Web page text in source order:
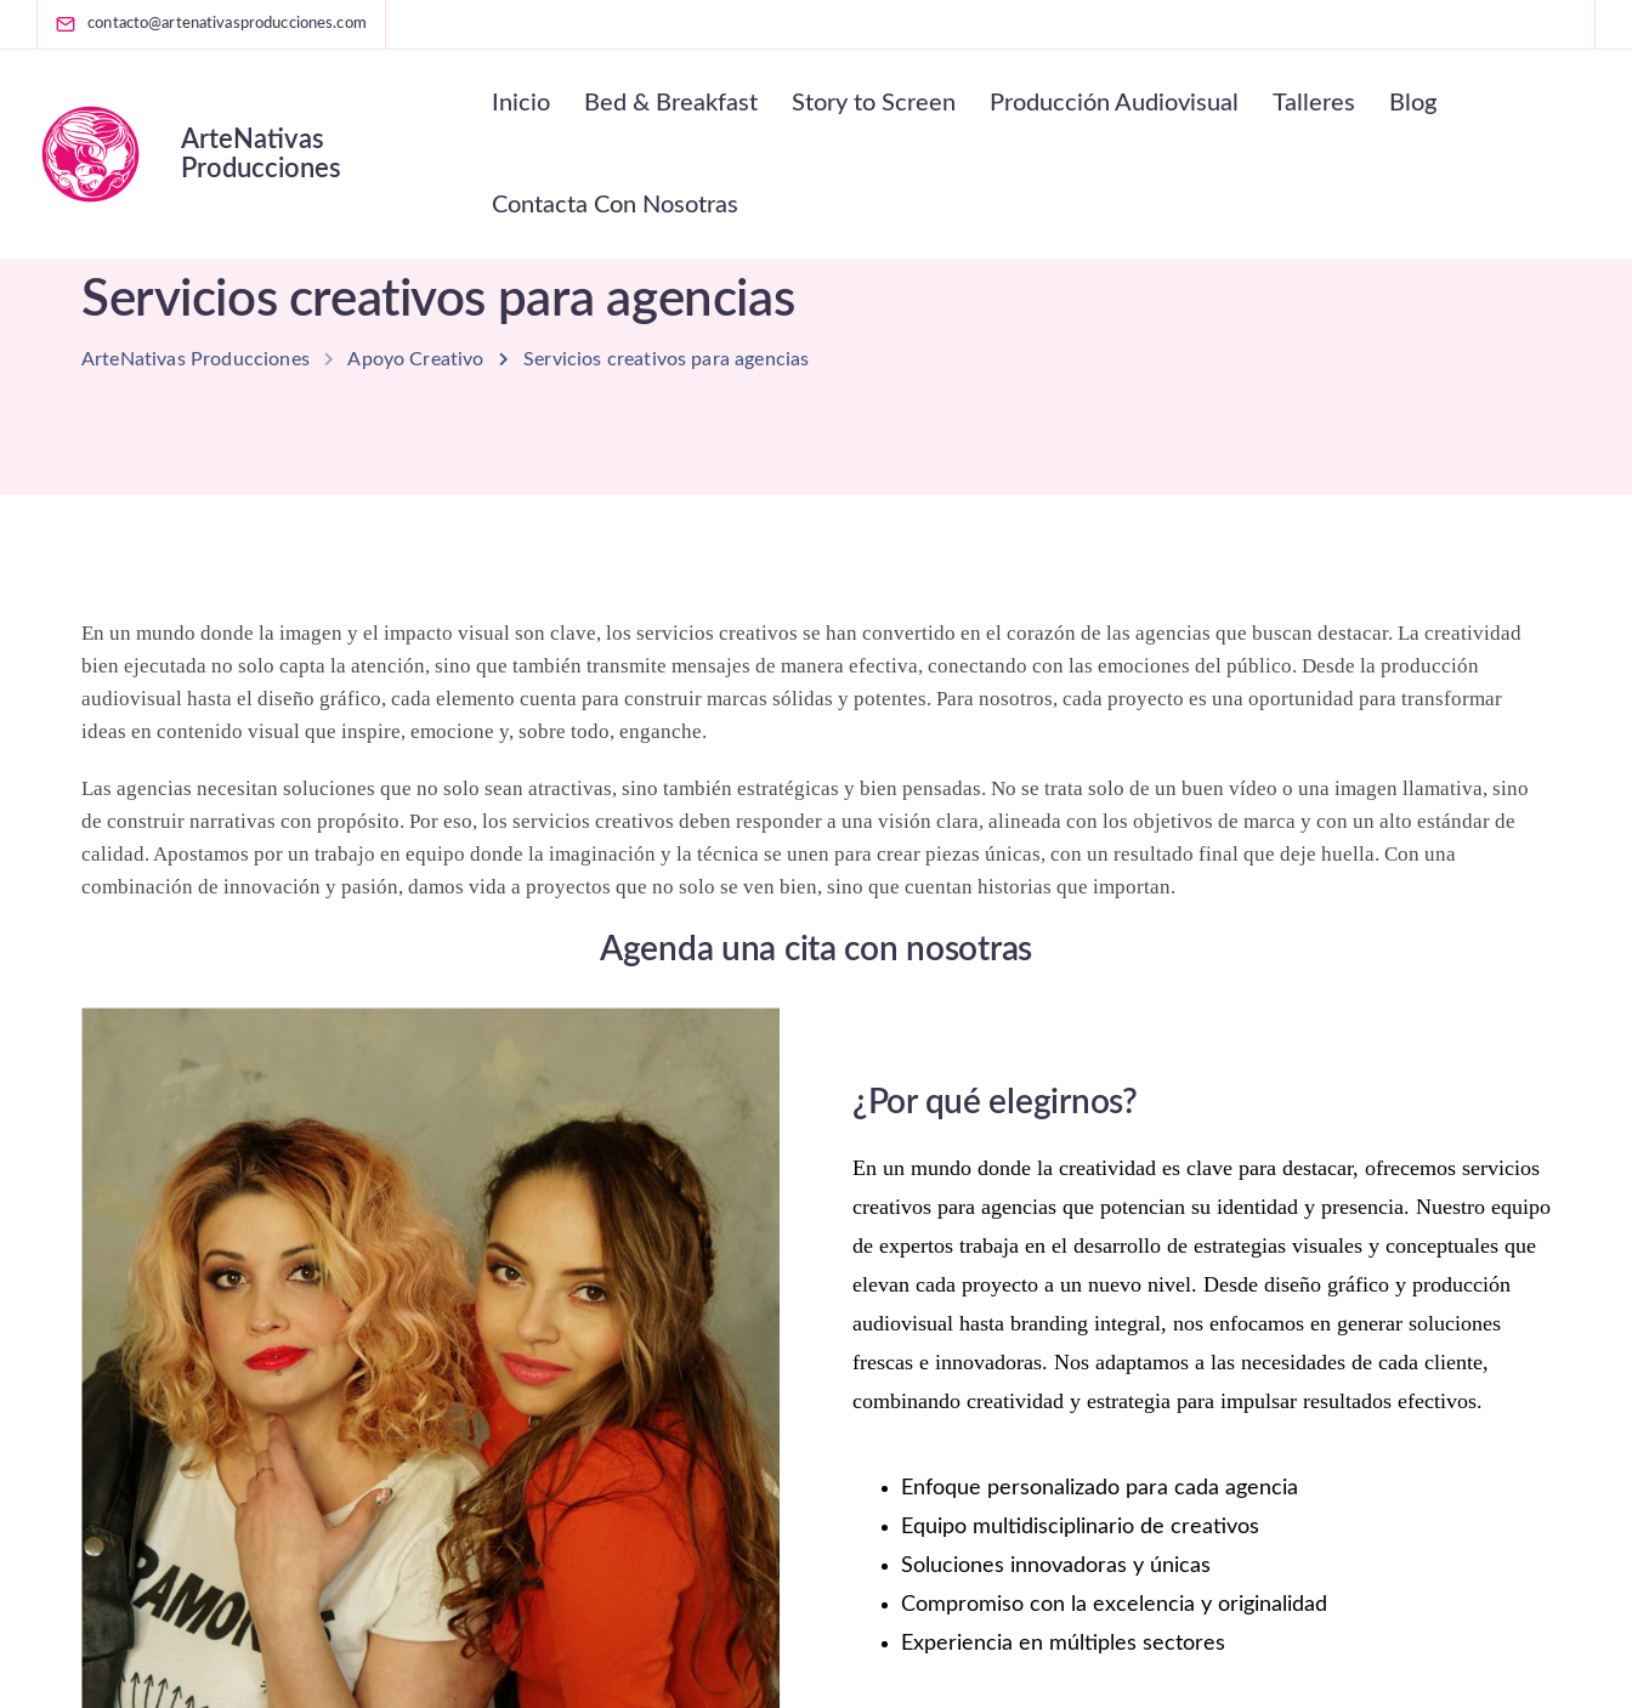
contacto@artenativasproducciones.com
ArteNativas
Producciones
Inicio Bed & Breakfast Story to Screen Producción Audiovisual Talleres Blog
Contacta Con Nosotras
Servicios creativos para agencias
ArteNativas Producciones Apoyo Creativo Servicios creativos para agencias
En un mundo donde la imagen y el impacto visual son clave, los servicios creativos se han convertido en el corazón de las agencias que buscan destacar. La creatividad
bien ejecutada no solo capta la atención, sino que también transmite mensajes de manera efectiva, conectando con las emociones del público. Desde la producción
audiovisual hasta el diseño gráfico, cada elemento cuenta para construir marcas sólidas y potentes. Para nosotros, cada proyecto es una oportunidad para transformar
ideas en contenido visual que inspire, emocione y, sobre todo, enganche.
Las agencias necesitan soluciones que no solo sean atractivas, sino también estratégicas y bien pensadas. No se trata solo de un buen vídeo o una imagen llamativa, sino
de construir narrativas con propósito. Por eso, los servicios creativos deben responder a una visión clara, alineada con los objetivos de marca y con un alto estándar de
calidad. Apostamos por un trabajo en equipo donde la imaginación y la técnica se unen para crear piezas únicas, con un resultado final que deje huella. Con una
combinación de innovación y pasión, damos vida a proyectos que no solo se ven bien, sino que cuentan historias que importan.
Agenda una cita con nosotras
¿Por qué elegirnos?
En un mundo donde la creatividad es clave para destacar, ofrecemos servicios
creativos para agencias que potencian su identidad y presencia. Nuestro equipo
de expertos trabaja en el desarrollo de estrategias visuales y conceptuales que
elevan cada proyecto a un nuevo nivel. Desde diseño gráfico y producción
audiovisual hasta branding integral, nos enfocamos en generar soluciones
frescas e innovadoras. Nos adaptamos a las necesidades de cada cliente,
combinando creatividad y estrategia para impulsar resultados efectivos.
Enfoque personalizado para cada agencia
Equipo multidisciplinario de creativos
Soluciones innovadoras y únicas
Compromiso con la excelencia y originalidad
Experiencia en múltiples sectores